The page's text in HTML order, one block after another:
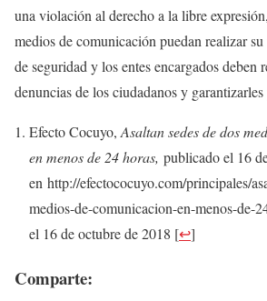
una violación al derecho a la libre
medios de comunicación puedan realizar
de seguridad y los entes encargados deben
denuncias de los ciudadanos y
Efecto Cocuyo, Asaltan sedes de dos
en menos de 24 horas, publicado el 16
en http://efectococuyo.com/principales/
medios-de-comunicacion-en-menos-de-
el 16 de octubre de 2018 [↩]
Comparte: